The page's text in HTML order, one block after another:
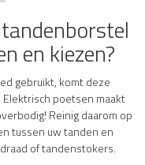
en kiezen?
gebruikt, komt deze
poetsen maakt
Reinig daarom op
tussen uw tanden en
of tandenstokers.